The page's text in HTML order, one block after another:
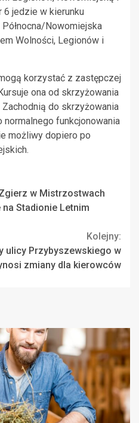
6 jedzie w kierunku
Nowomiejska
Wolności, Legionów i
korzystać z zastępczej
ona od skrzyżowania
do skrzyżowania
funkcjonowania
możliwy dopiero po
w Mistrzostwach
Stadionie Letnim
Kolejny:
ulicy Przybyszewskiego w
zmiany dla kierowców